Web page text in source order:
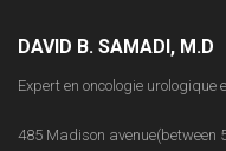
DAVID B. SAMADI, M.D
Expert en oncologie
485 Madison avenue(between